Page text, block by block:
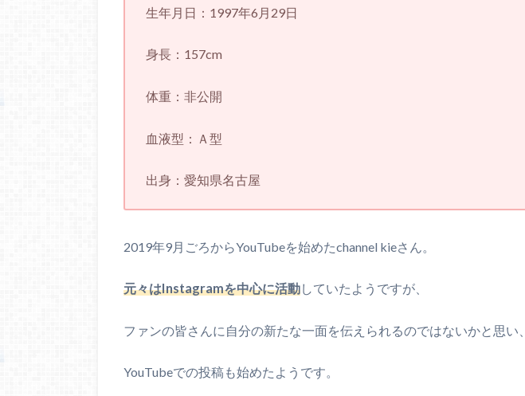
生年月日：1997年6月29日
身長：157cm
体重：非公開
血液型：Ａ型
出身：愛知県名古屋
2019年9月ごろからYouTubeを始めたchannel kieさん。
元々はInstagramを中心に活動していたようですが、
ファンの皆さんに自分の新たな一面を伝えられるのではないかと思い、
YouTubeでの投稿も始めたようです。